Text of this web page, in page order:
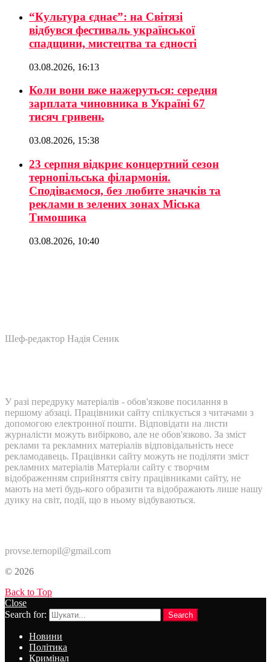
“Культура єднає”: на Світязі
відбувся фестиваль української
спадщини, мистецтва та єдності
03.08.2026, 16:13
Коли вони вже нажеруться: середня
зарплата чиновника в Україні 67
тисяч гривень
03.08.2026, 15:38
23 серпня відкриє концертний сезон
тернопільська філармонія.
Сподіваємося, без любите значків та
реклами в зелених зонах Міська
Тимошика
03.08.2026, 10:40
Шеф-редактор Надія Сеник
У разі передруку матеріалів - обов'язкове посилання в
першому абзаці. Працівники сайту спілкується з читачами з
допомогою електронної пошти. Відповідати на листи
журналісти можуть вибірково, але не обов'язково. За зміст
реклами та рекламних матеріалів відповідальність несе
рекламодавець. Працівнки сайту можуть не поділяти зміст
рекламних матеріалів Матеріали сайту є творчим
відображенням сприйняття світу працівниками сайту, не
мають на меті будь-кого образити та відображають лише нашу
дуику на світ, події, що в ньому відбуваються.
provse.ternopil@gmail.com
© 2026
Back to Top
Close
Search for:
Search
Новини
Політика
Кримінал